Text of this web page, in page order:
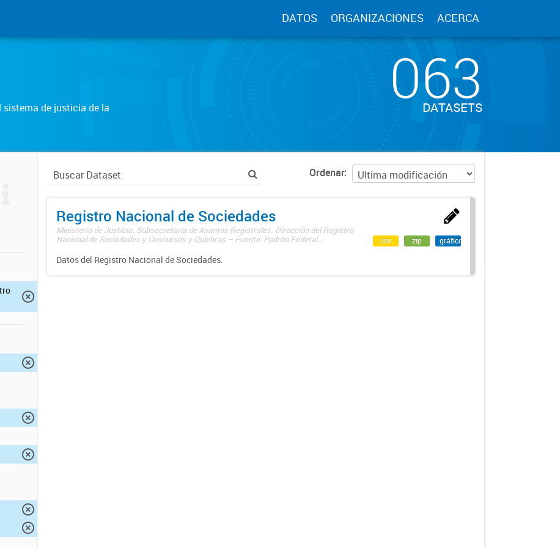
DATOS ORGANIZACIONES ACERCA
de justicia de la
063
DATASETS
Ordenar
Registro Nacional de Sociedades
Ministerio de Justicia. Subsecretaría de Asuntos Registrales. Dirección del Registro
Nacional de Sociedades y Concursos y Quiebras – Fuente: Padrón Federal...
Datos del Registro Nacional de Sociedades.
csv zip gráfico